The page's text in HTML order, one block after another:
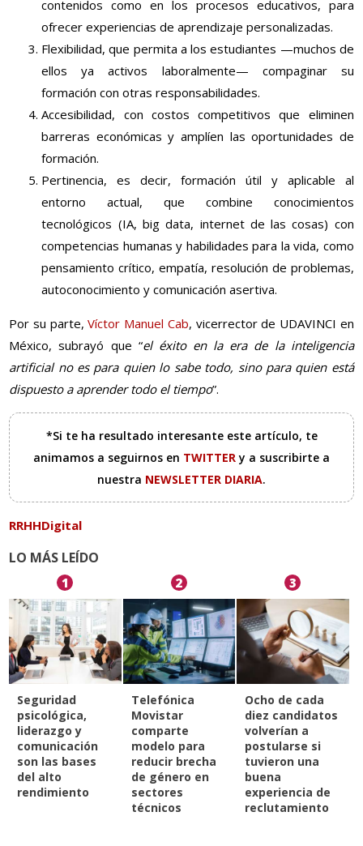
contenidos como en los procesos educativos, para
ofrecer experiencias de aprendizaje personalizadas.
Flexibilidad, que permita a los estudiantes —muchos de
ellos ya activos laboralmente— compaginar su
formación con otras responsabilidades.
Accesibilidad, con costos competitivos que eliminen
barreras económicas y amplíen las oportunidades de
formación.
Pertinencia, es decir, formación útil y aplicable al
entorno actual, que combine conocimientos
tecnológicos (IA, big data, internet de las cosas) con
competencias humanas y habilidades para la vida, como
pensamiento crítico, empatía, resolución de problemas,
autoconocimiento y comunicación asertiva.
Por su parte,Víctor Manuel Cab, vicerrector de UDAVINCI en
México, subrayó que “el éxito en la era de la inteligencia
artificial no es para quien lo sabe todo, sino para quien está
dispuesto a aprender todo el tiempo”.
*Si te ha resultado interesante este artículo, te
animamos a seguirnos en TWITTERy a suscribirte a
nuestra NEWSLETTER DIARIA.
RRHHDigital
LO MÁS LEÍDO
1
Seguridad
psicológica,
liderazgo y
comunicación
son las bases
del alto
rendimiento
2
Telefónica
Movistar
comparte
modelo para
reducir brecha
de género en
sectores
técnicos
3
Ocho de cada
diez candidatos
volverían a
postularse si
tuvieron una
buena
experiencia de
reclutamiento